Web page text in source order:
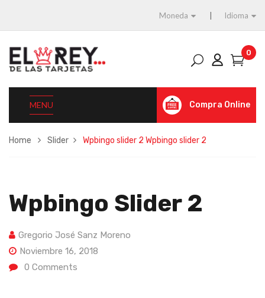
Moneda Idioma
0
MENU Compra Online
Home Slider Wpbingo slider 2 Wpbingo slider 2
Wpbingo Slider 2
Gregorio José Sanz Moreno
Noviembre 16, 2018
0 Comments